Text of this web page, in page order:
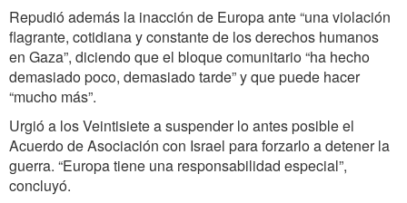
Repudió además la inacción de Europa ante “una violación
flagrante, cotidiana y constante de los derechos humanos
en Gaza”, diciendo que el bloque comunitario “ha hecho
demasiado poco, demasiado tarde” y que puede hacer
“mucho más”.
Urgió a los Veintisiete a suspender lo antes posible el
Acuerdo de Asociación con Israel para forzarlo a detener la
guerra. “Europa tiene una responsabilidad especial”,
concluyó.